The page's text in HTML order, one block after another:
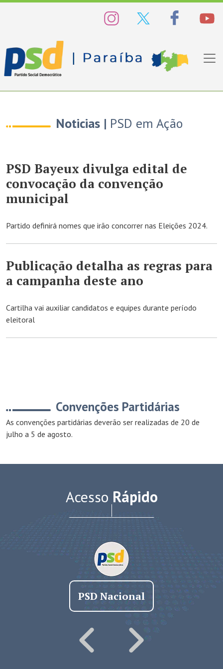
Noticias | PSD em Ação
PSD Bayeux divulga edital de
convocação da convenção
municipal
Partido definirá nomes que irão concorrer nas Eleições 2024.
Publicação detalha as regras para
a campanha deste ano
Cartilha vai auxiliar candidatos e equipes durante período
eleitoral
Convenções Partidárias
As convenções partidárias deverão ser realizadas de 20 de
julho a 5 de agosto.
Acesso Rápido
PSD Nacional